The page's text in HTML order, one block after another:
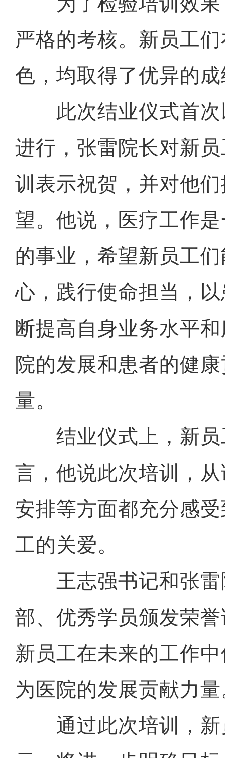
严格的考核。新员工
色，均取得了优异的
此次结业仪式首次
进行，张雷院长对新
训表示祝贺，并对他
望。他说，医疗工作
的事业，希望新员工
心，践行使命担当，
断提高自身业务水平
院的发展和患者的健
量。
结业仪式上，新员
言，他说此次培训，
安排等方面都充分感
工的关爱。
王志强书记和张雷
部、优秀学员颁发荣
新员工在未来的工作
为医院的发展贡献力
通过此次培训，新